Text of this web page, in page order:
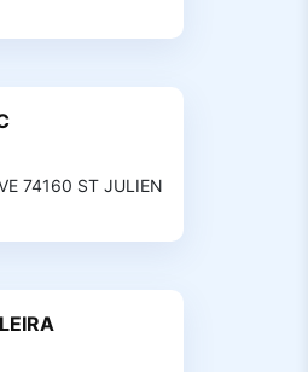
74160 ST JULIEN